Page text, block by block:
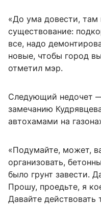
«До ума довести, там
существование:
все, надо
новые, чтобы город
отметил мэр.
Следующий недочет
замечанию
автохамами на
«Подумайте, может,
организовать,
было грунт завести.
Прошу, проедьте, я
Давайте